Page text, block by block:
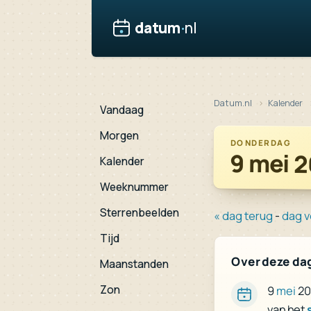
datum·nl
Vandaag
Morgen
Kalender
Weeknummer
Sterrenbeelden
Tijd
Maanstanden
Zon
Datum.nl Kalender
DONDERDAG
9 mei
« dag terug -dag
Over deze
9mei